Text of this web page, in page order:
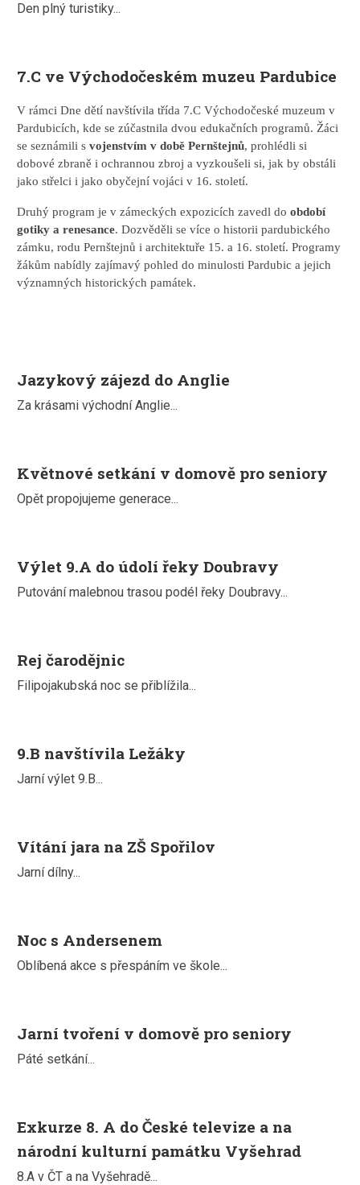
Den plný turistiky...
7.C ve Východočeském muzeu Pardubice
V rámci Dne dětí navštívila třída 7.C Východočeské muzeum v
Pardubicích, kde se zúčastnila dvou edukačních programů. Žáci
se seznámili svojenstvím v době Pernštejnů, prohlédli si
dobové zbraně i ochrannou zbroj a vyzkoušeli si, jak by obstáli
jako střelci i jako obyčejní vojáci v 16. století.
Druhý program je v zámeckých expozicích zavedl doobdobí
gotiky a renesance. Dozvěděli se více o historii pardubického
zámku, rodu Pernštejnů i architektuře 15. a 16. století. Programy
žákům nabídly zajímavý pohled do minulosti Pardubic a jejich
významných historických památek.
Jazykový zájezd do Anglie
Za krásami východní Anglie...
Květnové setkání v domově pro seniory
Opět propojujeme generace...
Výlet 9.A do údolí řeky Doubravy
Putování malebnou trasou podél řeky Doubravy...
Rej čarodějnic
Filipojakubská noc se přiblížila...
9.B navštívila Ležáky
Jarní výlet 9.B...
Vítání jara na ZŠ Spořilov
Jarní dílny...
Noc s Andersenem
Oblíbená akce s přespáním ve škole...
Jarní tvoření v domově pro seniory
Páté setkání...
Exkurze 8. A do České televize a na
národní kulturní památku Vyšehrad
8.A v ČT a na Vyšehradě...